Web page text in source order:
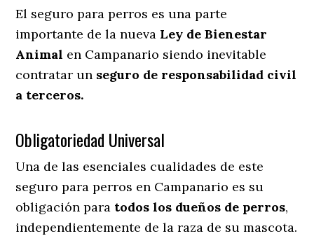
El seguro para perros es una parte
importante de la nueva Ley de Bienestar
Animal en Campanario siendo inevitable
contratar un seguro de responsabilidad civil
a terceros.
Obligatoriedad Universal
Una de las esenciales cualidades de este
seguro para perros en Campanario es su
obligación para todos los dueños de perros,
independientemente de la raza de su mascota.